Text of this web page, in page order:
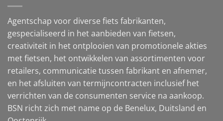
Agentschap voor diverse fiets fabrikanten,
gespecialiseerd in het aanbieden van fietsen,
creativiteit in het ontplooien van promotionele akties
met fietsen, het ontwikkelen van assortimenten voor
retailers, communicatie tussen fabrikant en afnemer,
en het afsluiten van termijncontracten inclusief het
verrichten van de consumenten service na aankoop.
BSN richt zich met name op de Benelux, Duitsland en